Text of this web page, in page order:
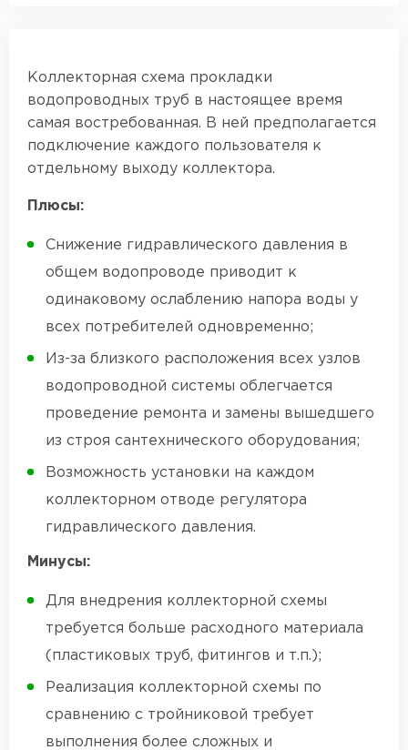
Коллекторная схема прокладки
водопроводных труб в настоящее время
самая востребованная. В ней предполагается
подключение каждого пользователя к
отдельному выходу коллектора.
Плюсы:
Снижение гидравлического давления в
общем водопроводе приводит к
одинаковому ослаблению напора воды у
всех потребителей одновременно;
Из-за близкого расположения всех узлов
водопроводной системы облегчается
проведение ремонта и замены вышедшего
из строя сантехнического оборудования;
Возможность установки на каждом
коллекторном отводе регулятора
гидравлического давления.
Минусы:
Для внедрения коллекторной схемы
требуется больше расходного материала
(пластиковых труб, фитингов и т.п.);
Реализация коллекторной схемы по
сравнению с тройниковой требует
выполнения более сложных и